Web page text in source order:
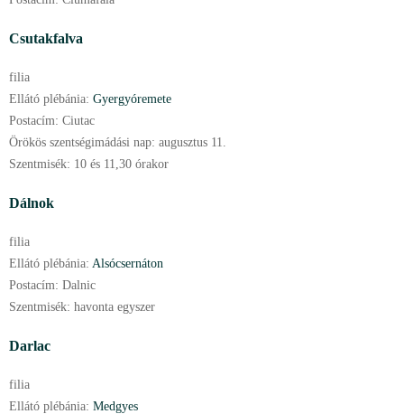
Csutakfalva
filia
Ellátó plébánia: Gyergyóremete
Postacím: Ciutac
Örökös szentségimádási nap: augusztus 11.
Szentmisék: 10 és 11,30 órakor
Dálnok
filia
Ellátó plébánia: Alsócsernáton
Postacím: Dalnic
Szentmisék: havonta egyszer
Darlac
filia
Ellátó plébánia: Medgyes